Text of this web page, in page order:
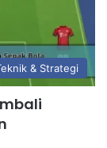
& Strategi